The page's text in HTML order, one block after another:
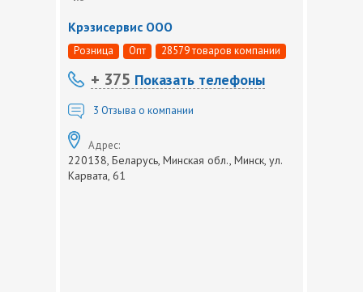
Крэзисервис ООО
Розница Опт 28579 товаров компании
+ 375 Показать телефоны
3 Отзыва о компании
Адрес:
220138, Беларусь, Минская обл., Минск, ул.
Карвата, 61